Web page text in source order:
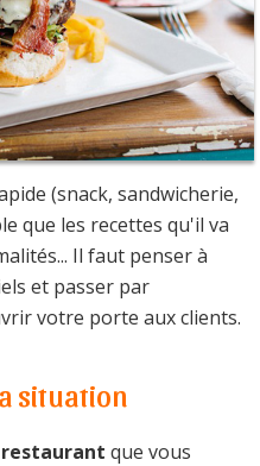
(snack, sandwicherie,
que les recettes qu'il va
Il faut penser à
et passer par
votre porte aux clients.
situation
que vous